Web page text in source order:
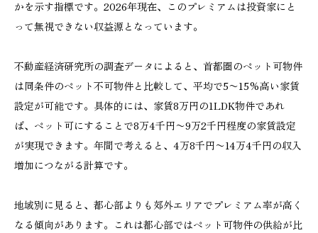
かを示す指標です。2026年現在、このプレミアムは投資家にと
って無視できない収益源となっています。
不動産経済研究所の調査データによると、首都圏のペット可物件
は同条件のペット不可物件と比較して、平均で5〜15%高い家賃
設定が可能です。具体的には、家賃8万円の1LDK物件であれ
ば、ペット可にすることで8万4千円〜9万2千円程度の家賃設定
が実現できます。年間で考えると、4万8千円〜14万4千円の収入
増加につながる計算です。
地域別に見ると、都心部よりも郊外エリアでプレミアム率が高く
なる傾向があります。これは都心部ではペット可物件の供給が比